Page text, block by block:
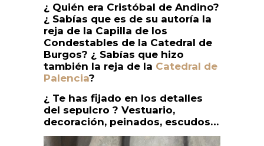
¿ Quién era Cristóbal de Andino?
¿ Sabías que es de su autoría la
reja de la Capilla de los
Condestables de la Catedral de
Burgos? ¿ Sabías que hizo
también la reja de la Catedral de
Palencia?
¿ Te has fijado en los detalles
del sepulcro ? Vestuario,
decoración, peinados, escudos…